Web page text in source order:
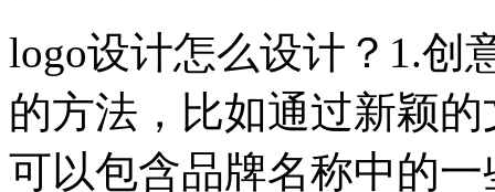
logo设计怎么设计？1.创
的方法，比如通过新颖
可以包含品牌名称中的